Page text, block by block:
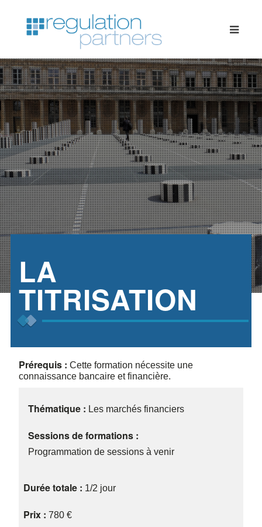
LA
TITRISATION
Prérequis : Cette formation nécessite une
connaissance bancaire et financière.
Thématique : Les marchés financiers
Sessions de formations :
Programmation de sessions à venir
Durée totale : 1/2 jour
Prix : 780 €